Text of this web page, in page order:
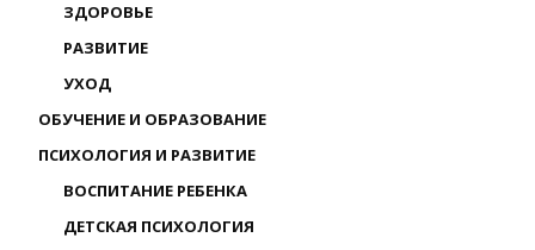
ЗДОРОВЬЕ
РАЗВИТИЕ
УХОД
ОБУЧЕНИЕ И ОБРАЗОВАНИЕ
ПСИХОЛОГИЯ И РАЗВИТИЕ
ВОСПИТАНИЕ РЕБЕНКА
ДЕТСКАЯ ПСИХОЛОГИЯ